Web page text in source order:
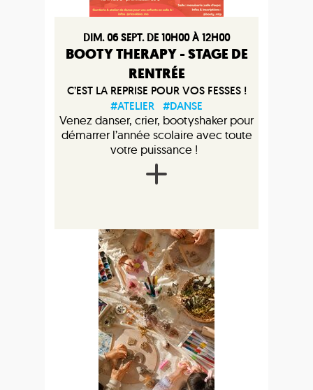
DIM. 06 SEPT. DE 10H00 À 12H00
BOOTY THERAPY - STAGE DE
RENTRÉE
C’EST LA REPRISE POUR VOS FESSES !
#ATELIER #DANSE
Venez danser, crier, bootyshaker pour
démarrer l’année scolaire avec toute
votre puissance !